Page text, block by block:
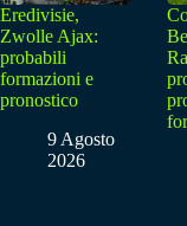
Eredivisie,
Zwolle Ajax:
probabili
formazioni e
pronostico
9 Agosto
2026